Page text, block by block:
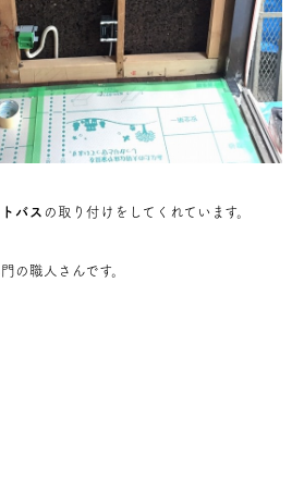
バス の取り付けをしてくれています。
の職人さんです。